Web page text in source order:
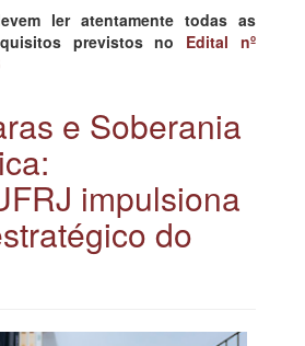
ler atentamente todas as
previstos no
Edital nº
e Soberania
impulsiona
do